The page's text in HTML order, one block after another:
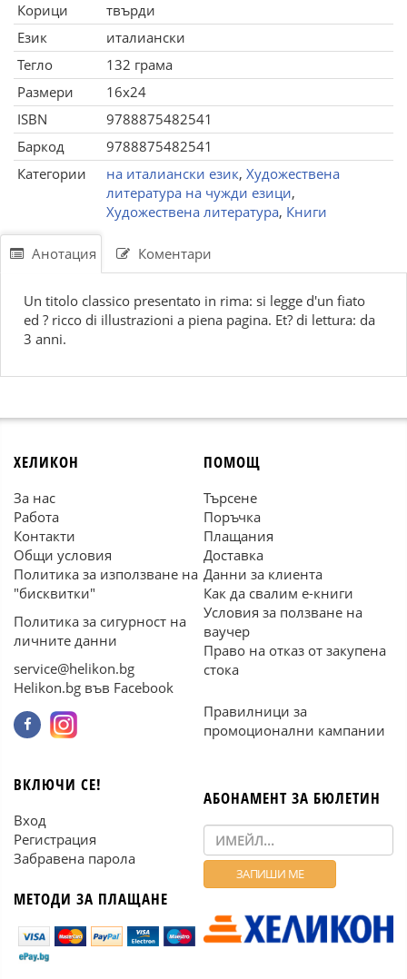
Корици
твърди
Език
италиански
Тегло
132 грама
Размери
16x24
ISBN
9788875482541
Баркод
9788875482541
Категории
на италиански език, Художествена
литература на чужди езици,
Художествена литература, Книги
Анотация Коментари
Un titolo classico presentato in rima: si legge d'un fiato
ed ? ricco di illustrazioni a piena pagina. Et? di lettura: da
3 anni.
ХЕЛИКОН
За нас
Работа
Контакти
Общи условия
Политика за използване на
"бисквитки"
Политика за сигурност на
личните данни
service@helikon.bg
Helikon.bg във Facebook
ПОМОЩ
Търсене
Поръчка
Плащания
Доставка
Данни за клиента
Как да свалим е-книги
Условия за ползване на
ваучер
Право на отказ от закупена
стока
Правилници за
промоционални кампании
ВКЛЮЧИ СЕ!
Вход
Регистрация
Забравена парола
МЕТОДИ ЗА ПЛАЩАНЕ
АБОНАМЕНТ ЗА БЮЛЕТИН